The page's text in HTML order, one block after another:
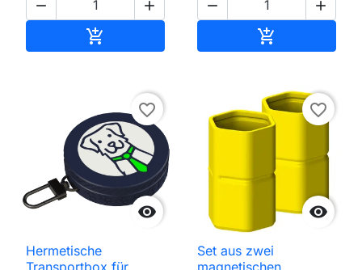
 

 


favorite_border
Hermetische

favorite_border
Set aus zwei